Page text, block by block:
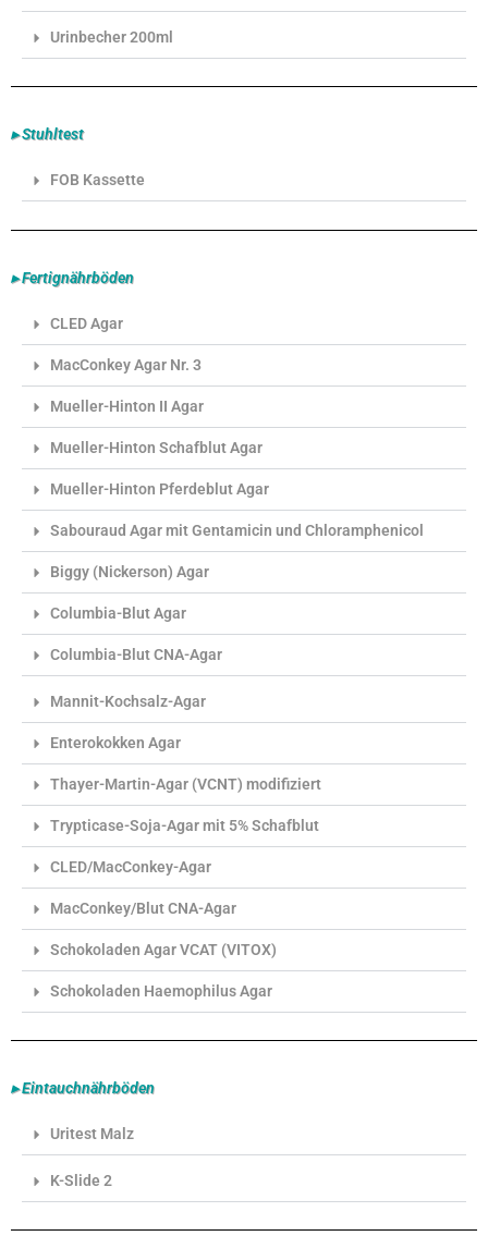
Urinbecher 200ml
▸ Stuhltest
FOB Kassette
▸ Fertignährböden
CLED Agar
MacConkey Agar Nr. 3
Mueller-Hinton II Agar
Mueller-Hinton Schafblut Agar
Mueller-Hinton Pferdeblut Agar
Sabouraud Agar mit Gentamicin und Chloramphenicol
Biggy (Nickerson) Agar
Columbia-Blut Agar
Columbia-Blut CNA-Agar
Mannit-Kochsalz-Agar
Enterokokken Agar
Thayer-Martin-Agar (VCNT) modifiziert
Trypticase-Soja-Agar mit 5% Schafblut
CLED/MacConkey-Agar
MacConkey/Blut CNA-Agar
Schokoladen Agar VCAT (VITOX)
Schokoladen Haemophilus Agar
▸ Eintauchnährböden
Uritest Malz
K-Slide 2